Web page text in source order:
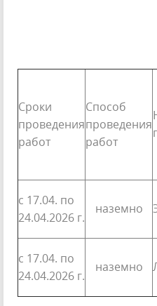
Сроки
проведения
работ
Способ
проведения
работ
c 17.04. по
24.04.2026 г.
наземно
с 17.04. по
24.04.2026 г.
наземно